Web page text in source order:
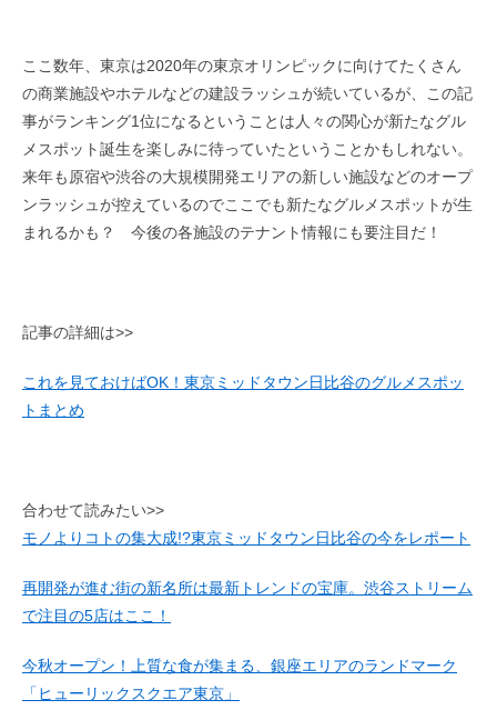
ここ数年、東京は2020年の東京オリンピックに向けてたくさん
の商業施設やホテルなどの建設ラッシュが続いているが、この記
事がランキング1位になるということは人々の関心が新たなグル
メスポット誕生を楽しみに待っていたということかもしれない。
来年も原宿や渋谷の大規模開発エリアの新しい施設などのオープ
ンラッシュが控えているのでここでも新たなグルメスポットが生
まれるかも？ 今後の各施設のテナント情報にも要注目だ！
記事の詳細は>>
これを見ておけばOK！東京ミッドタウン日比谷のグルメスポッ
トまとめ
合わせて読みたい>>
モノよりコトの集大成!?東京ミッドタウン日比谷の今をレポート
再開発が進む街の新名所は最新トレンドの宝庫。渋谷ストリーム
で注目の5店はここ！
今秋オープン！上質な食が集まる、銀座エリアのランドマーク
「ヒューリックスクエア東京」